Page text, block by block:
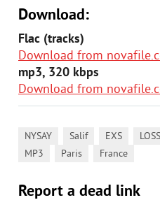
Download:
Flac (tracks)
Download from
mp3, 320 kbps
Download from
NYSAY Salif EXS
MP3 Paris France
Report a dead link